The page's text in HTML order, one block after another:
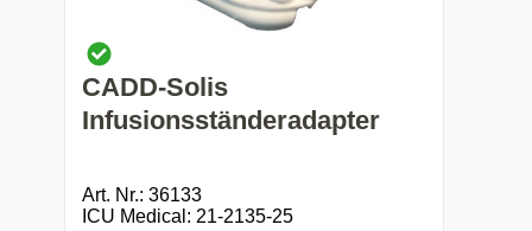
CADD-Solis
Infusionsständeradapter
Art. Nr.: 36133
ICU Medical: 21-2135-25